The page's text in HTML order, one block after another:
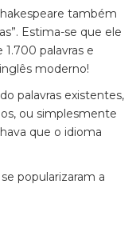
também
Estima-se que ele
palavras e
moderno!
palavras existentes,
ou simplesmente
que o idioma
popularizaram a